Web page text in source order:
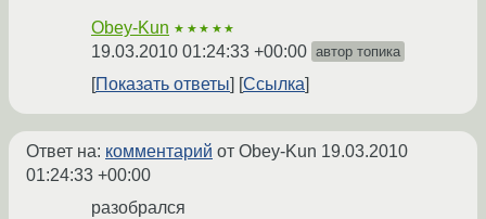
Obey-Kun ★★★★★
19.03.2010 01:24:33 +00:00 автор топика
Показать ответы Ссылка
Ответ на: комментарий от Obey-Kun 19.03.2010
01:24:33 +00:00
разобрался